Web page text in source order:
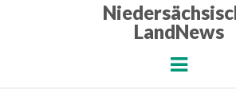
LandNews
Menu